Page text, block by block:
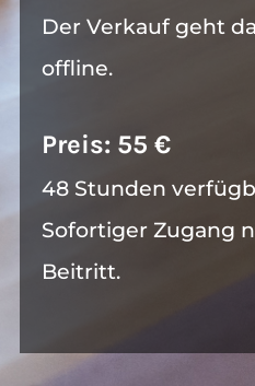
Der Verkauf geht
offline.
Preis: 55 €
48 Stunden
Sofortiger Zugang
Beitritt.